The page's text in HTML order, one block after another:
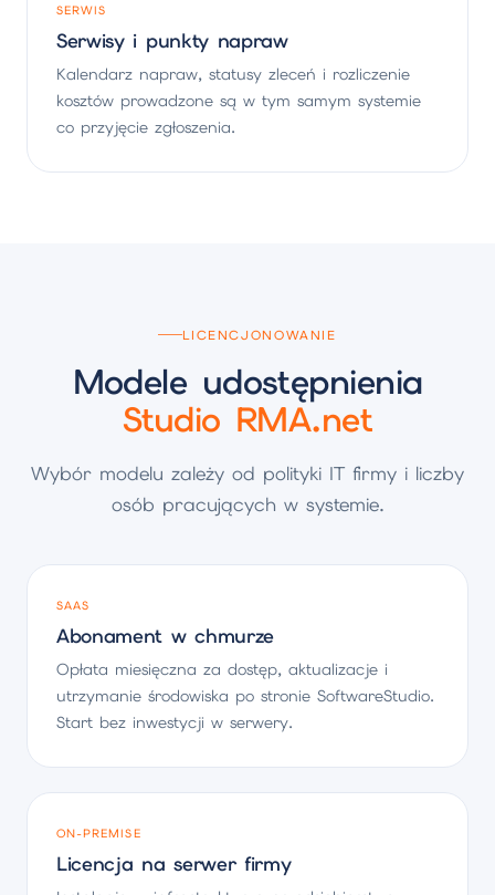
SERWIS
Serwisy i punkty napraw
Kalendarz napraw, statusy zleceń i rozliczenie
kosztów prowadzone są w tym samym systemie
co przyjęcie zgłoszenia.
LICENCJONOWANIE
Modele udostępnienia
Studio RMA.net
Wybór modelu zależy od polityki IT firmy i liczby
osób pracujących w systemie.
SAAS
Abonament w chmurze
Opłata miesięczna za dostęp, aktualizacje i
utrzymanie środowiska po stronie SoftwareStudio.
Start bez inwestycji w serwery.
ON-PREMISE
Licencja na serwer firmy